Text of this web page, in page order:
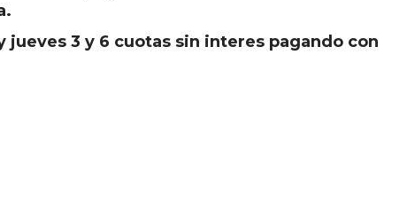
jueves 3 y 6 cuotas sin interes pagando con